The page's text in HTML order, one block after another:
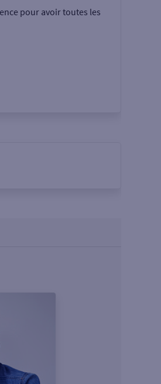
pour avoir toutes les